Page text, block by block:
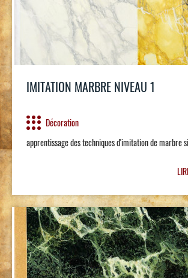
IMITATION MARBRE NIVEAU 1
Décoration
apprentissage des techniques d'imitation de marbre